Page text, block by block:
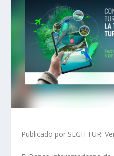
Publicado por SEGITTUR.